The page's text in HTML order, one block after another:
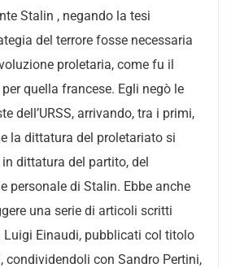
Stalin , negando la tesi
del terrore fosse necessaria
proletaria, come fu il
quella francese. Egli negò le
dell’URSS, arrivando, tra i primi,
la dittatura del proletariato si
dittatura del partito, del
personale di Stalin. Ebbe anche
una serie di articoli scritti
Luigi Einaudi, pubblicati col titolo
condividendoli con Sandro Pertini,